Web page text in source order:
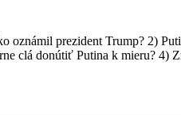
prezident Trump? 2)
clá donútiť Putina k mieru? 4)